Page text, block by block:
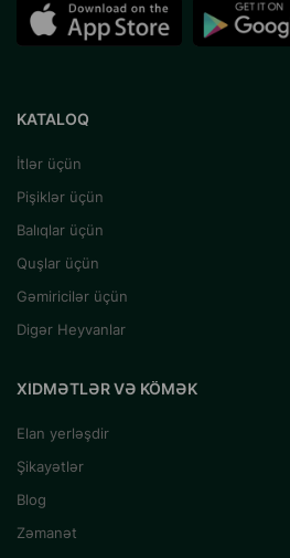
KATALOQ
İtlər üçün
Pişiklər üçün
Balıqlar üçün
Quşlar üçün
Gəmiricilər üçün
Digər Heyvanlar
XIDMƏTLƏR VƏ KÖMƏK
Elan yerləşdir
Şikayətlər
Blog
Zəmanət